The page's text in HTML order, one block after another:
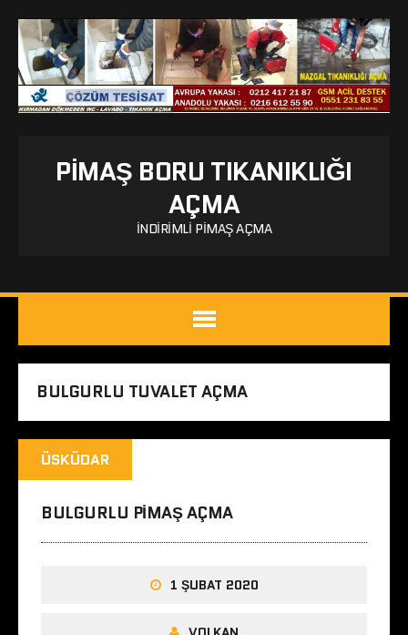
PIMAŞ BORU TIKANIKLIĞI
AÇMA
İNDIRIMLI PIMAŞ AÇMA
BULGURLU TUVALET AÇMA
ÜSKÜDAR
BULGURLU PIMAŞ AÇMA
1 ŞUBAT 2020